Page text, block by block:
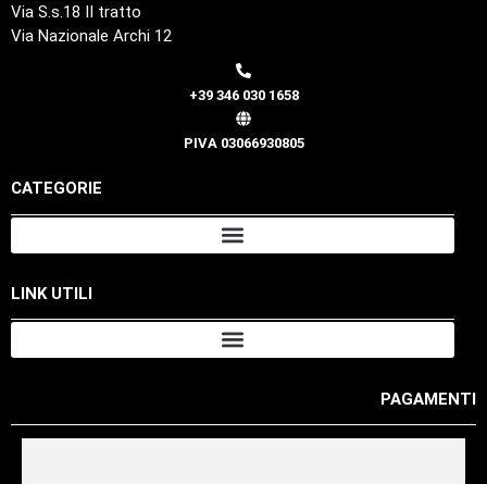
Via S.s.18 II tratto
Via Nazionale Archi 12
+39 346 030 1658
PIVA 03066930805
CATEGORIE
LINK UTILI
PAGAMENTI